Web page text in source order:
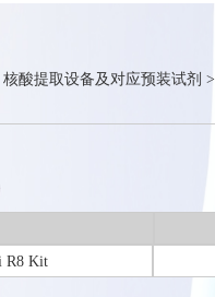
核酸提取设备及对应预装试剂 >
R8 Kit